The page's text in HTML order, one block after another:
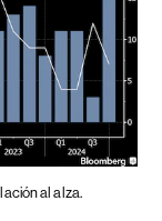
al alza.